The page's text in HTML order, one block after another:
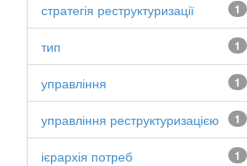
1
стратегія реструктуризації
1
тип
1
управління
1
управління реструктуризацією
1
ієрархія потреб